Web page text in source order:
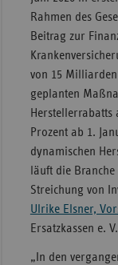
Rahmen des
Beitrag zur
von 15
geplanten
Herstellerrabatts
Prozent ab 1.
dynamischen
läuft die
Streichung von
Ulrike Elsner,
Ersatzkassen e.
„In den